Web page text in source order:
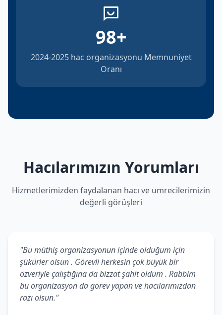
98+
2024-2025 hac organizasyonu Memnuniyet
Oranı
Hacılarımızın Yorumları
Hizmetlerimizden faydalanan hacı ve umrecilerimizin
değerli görüşleri
"Bu müthiş organizasyonun içinde olduğum için
şükürler olsun . Görevli herkesin çok büyük bir
özveriyle çalıştığına da bizzat şahit oldum . Rabbim
bu organizasyon da görev yapan ve hacılarımızdan
razı olsun."